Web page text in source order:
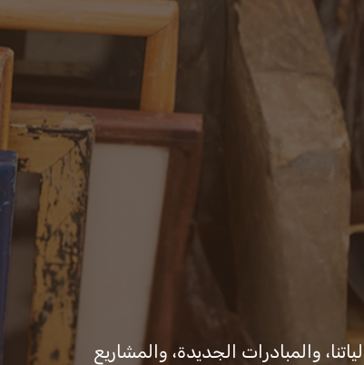
والمبادرات الجديدة، والمشاريع